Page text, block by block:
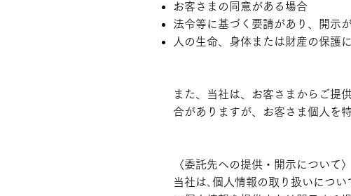
お客さまの同意がある場合
法令等に基づく要請があり、開示
人の生命、身体または財産の保護
また、当社は、お客さまからご提
合がありますが、お客さま個人を
〈委託先への提供・開示について〉
当社は､個人情報の取り扱いにつ